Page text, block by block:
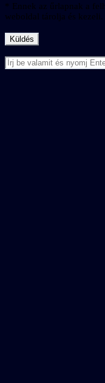
* Ennek az űrlapnak a
weboldal tárolja és kezeli.